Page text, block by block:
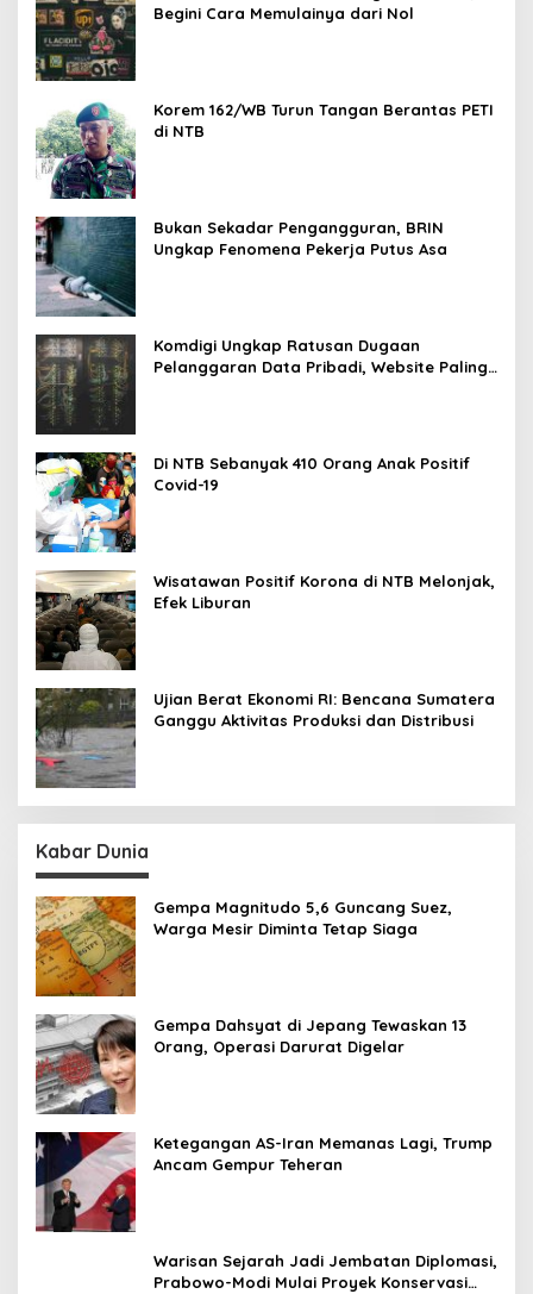
Begini Cara Memulainya dari Nol
Korem 162/WB Turun Tangan Berantas PETI
di NTB
Bukan Sekadar Pengangguran, BRIN
Ungkap Fenomena Pekerja Putus Asa
Komdigi Ungkap Ratusan Dugaan
Pelanggaran Data Pribadi, Website Paling
Di NTB Sebanyak 410 Orang Anak Positif
Covid-19
Wisatawan Positif Korona di NTB Melonjak,
Efek Liburan
Ujian Berat Ekonomi RI: Bencana Sumatera
Ganggu Aktivitas Produksi dan Distribusi
Kabar Dunia
Gempa Magnitudo 5,6 Guncang Suez,
Warga Mesir Diminta Tetap Siaga
Gempa Dahsyat di Jepang Tewaskan 13
Orang, Operasi Darurat Digelar
Ketegangan AS-Iran Memanas Lagi, Trump
Ancam Gempur Teheran
Warisan Sejarah Jadi Jembatan Diplomasi,
Prabowo-Modi Mulai Proyek Konservasi